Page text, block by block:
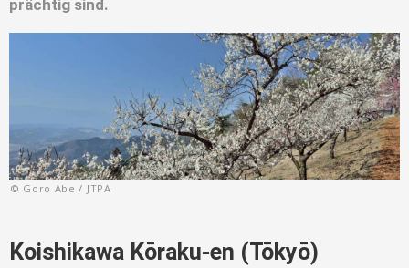
prächtig sind.
© Goro Abe / JTPA
Koishikawa Kōraku-en (Tōkyō)